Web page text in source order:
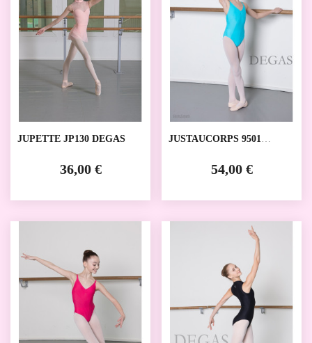
JUPETTE JP130 DEGAS
36,00 €
JUSTAUCORPS 9501
54,00 €